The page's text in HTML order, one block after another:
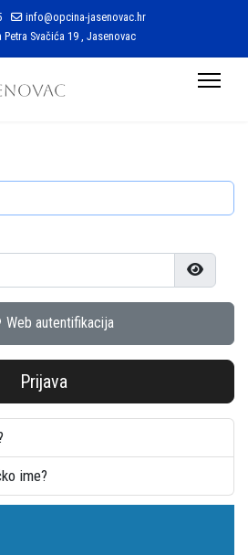
info@opcina-jasenovac.hr
Svačića 19 , Jasenovac
Prikaži
Web autentifikacija
Prijava
ime?